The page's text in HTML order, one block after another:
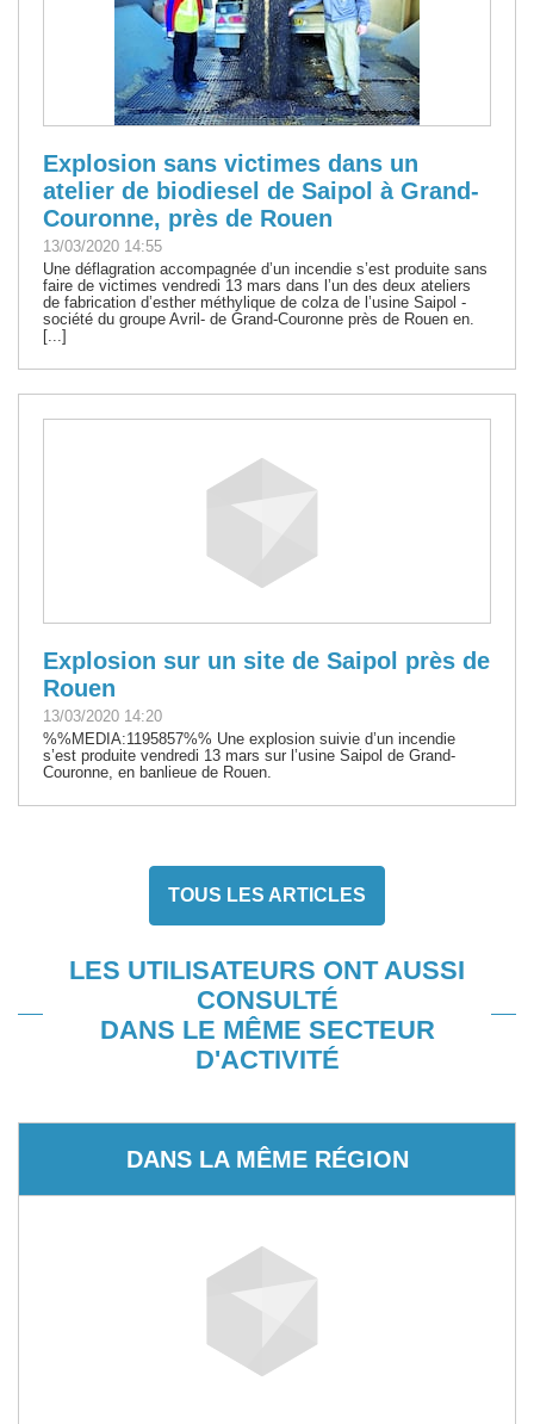
Explosion sans victimes dans un
atelier de biodiesel de Saipol à Grand-
Couronne, près de Rouen
13/03/2020 14:55
Une déflagration accompagnée d’un incendie s’est produite sans
faire de victimes vendredi 13 mars dans l’un des deux ateliers
de fabrication d’esther méthylique de colza de l’usine Saipol -
société du groupe Avril- de Grand-Couronne près de Rouen en.
[...]
Explosion sur un site de Saipol près de
Rouen
13/03/2020 14:20
%%MEDIA:1195857%% Une explosion suivie d’un incendie
s’est produite vendredi 13 mars sur l’usine Saipol de Grand-
Couronne, en banlieue de Rouen.
TOUS LES ARTICLES
LES UTILISATEURS ONT AUSSI
CONSULTÉ
DANS LE MÊME SECTEUR
D'ACTIVITÉ
DANS LA MÊME RÉGION